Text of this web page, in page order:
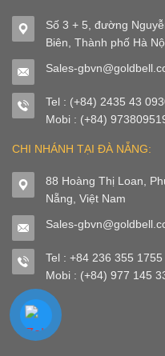
Số 3 + 5, đường
Biên, Thành phố Hà
Sales-
Tel : (+84) 2435 43
Mobi : (+84)
CHI NHÁNH TẠI ĐÀ NẴNG:
88 Hoàng Thị Loan,
Nẵng, Việt Nam
Sales-
Tel : +84 236 355 1755
Mobi : (+84) 977 145